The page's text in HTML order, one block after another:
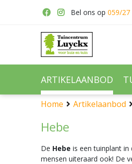
Home Artikelaanbod
Bel ons op 059/27
ARTIKELAANBOD
Hebe
De Hebe is een tuinplant in
mensen uiteraard ook! De